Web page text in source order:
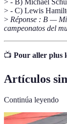
> - B) Michael
> - C) Lewis
> Réponse : B —
campeonatos del
📺 Pour aller plus
Artículos
Continúa leyendo